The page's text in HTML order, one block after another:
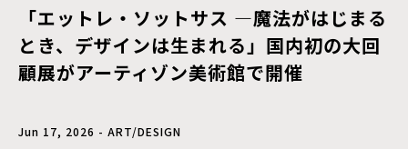
「エットレ・ソットサス —魔法がはじまる
とき、デザインは生まれる」国内初の大回
顧展がアーティゾン美術館で開催
Jun 17, 2026 - ART/DESIGN